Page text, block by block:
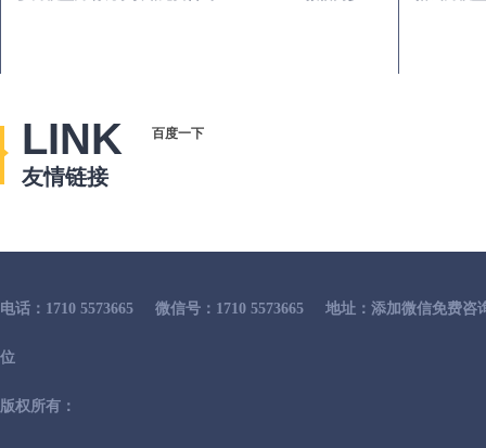
LINK
友情链接
百度一下
电话：1710 5573665 微信号：1710 5573665 地址：添加微信免费咨
位
版权所有：